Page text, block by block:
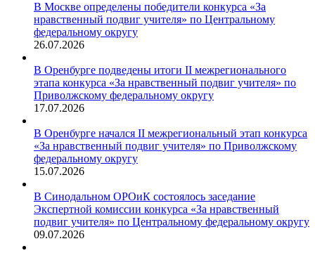
В Москве определены победители конкурса «За
нравственный подвиг учителя» по Центральному
федеральному округу
26.07.2026
В Оренбурге подведены итоги II межрегионального
этапа конкурса «За нравственный подвиг учителя» по
Приволжскому федеральному округу
17.07.2026
В Оренбурге начался II межрегиональный этап конкурса
«За нравственный подвиг учителя» по Приволжскому
федеральному округу
15.07.2026
В Синодальном ОРОиК состоялось заседание
Экспертной комиссии конкурса «За нравственный
подвиг учителя» по Центральному федеральному округу
09.07.2026